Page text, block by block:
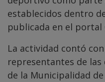
establecidos dentro
publicada en el portal
La actividad contó
representantes de
de la Municipalidad